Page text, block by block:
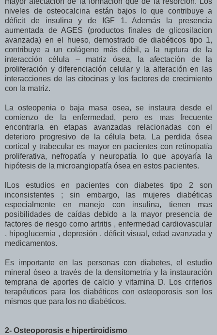
niveles de osteocalcina están bajos lo que contribuye a
déficit de insulina y de IGF 1. Además la presencia
aumentada de AGES (productos finales de glicosilacion
avanzada) en el hueso, demostrado de diabéticos tipo 1,
contribuye a un colágeno más débil, a la ruptura de la
interacción célula – matriz ósea, la afectación de la
proliferación y diferenciación celular y la alteración en las
interacciones de las citocinas y los factores de crecimiento
con la matriz.
La osteopenia o baja masa osea, se instaura desde el
comienzo de la enfermedad, pero es mas frecuente
encontrarla en etapas avanzadas relacionadas con el
deterioro progresivo de la célula beta. La perdida ósea
cortical y trabecular es mayor en pacientes con retinopatía
proliferativa, nefropatía y neuropatía lo que apoyaría la
hipótesis de la microangiopatía ósea en estos pacientes.
lLos estudios en pacientes con diabetes tipo 2 son
inconsistentes ; sin embargo, las mujeres diabéticas
especialmente en manejo con insulina, tienen mas
posibilidades de caídas debido a la mayor presencia de
factores de riesgo como artritis , enfermedad cardiovascular
, hipoglucemia , depresión , déficit visual, edad avanzada y
medicamentos.
Es importante en las personas con diabetes, el estudio
mineral óseo a través de la densitometría y la instauración
temprana de aportes de calcio y vitamina D. Los criterios
terapéuticos para los diabéticos con osteoporosis son los
mismos que para los no diabéticos.
2- Osteoporosis e hipertiroidismo